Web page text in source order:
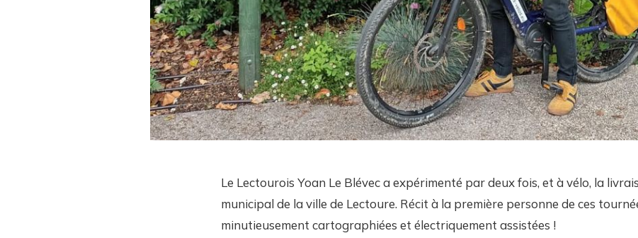
Le Lectourois Yoan Le Blévec a expérimenté par deux fois, et à vélo, la
municipal de la ville de Lectoure. Récit à la première personne de ces
minutieusement cartographiées et électriquement assistées !